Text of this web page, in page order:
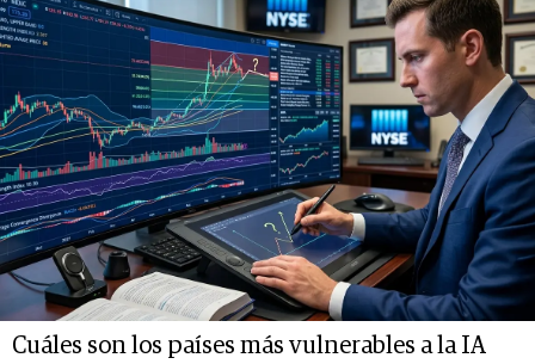
Cuáles son los países más vulnerables a la IA